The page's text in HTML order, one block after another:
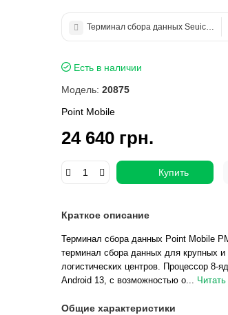
Терминал сбора данных Seuic
Есть в наличии
Модель: 20875
Point Mobile
24 640 грн.
Купить
Краткое описание
Терминал сбора данных Point Mobile
терминал сбора данных для крупных и
логистических центров. Процессор 8-
Android 13, с возможностью о...
Общие характеристики